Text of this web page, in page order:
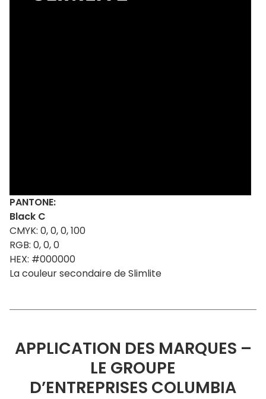
PANTONE:
Black C
CMYK: 0, 0, 0, 100
RGB: 0, 0, 0
HEX: #000000
La couleur secondaire de Slimlite
APPLICATION DES MARQUES –
LE GROUPE
D’ENTREPRISES COLUMBIA